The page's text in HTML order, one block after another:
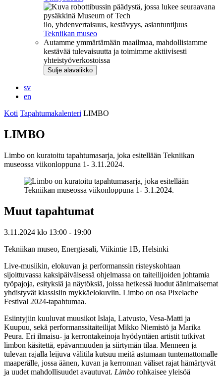
ilo, yhdenvertaisuus, kestävyys, asiantuntijuus
Tekniikan museo
Autamme ymmärtämään maailmaa, mahdollistamme
kestävää tulevaisuutta ja toimimme aktiivisesti
yhteistyöverkostoissa
Sulje alavalikko
sv
en
Koti Tapahtumakalenteri LIMBO
LIMBO
Limbo on kuratoitu tapahtumasarja, joka esitellään Tekniikan
museossa viikonloppuna 1- 3.11.2024.
Muut tapahtumat
3.11.2024 klo 13:00 - 19:00
Tekniikan museo, Energiasali, Viikintie 1B, Helsinki
Live-musiikin, elokuvan ja performanssin risteyskohtaan
sijoittuvassa kaksipäiväisessä ohjelmassa on taiteilijoiden johtamia
työpajoja, esityksiä ja näytöksiä, joissa hetkessä luodut äänimaisemat
yhdistyvät klassisiin mykkäelokuviin. Limbo on osa Pixelache
Festival 2024-tapahtumaa.
Esiintyjiin kuuluvat muusikot Islaja, Latvusto, Vesa-Matti ja
Kuupuu, sekä performanssitaiteilijat Mikko Niemistö ja Marika
Peura. Eri ilmaisu- ja kerrontakeinoja hyödyntäen artistit tutkivat
limbon käsitettä, epävarmuuden ja siirtymän tilaa. Menneen ja
tulevan rajalla leijuva välitila kutsuu meitä astumaan tuntemattomalle
maaperälle, jossa äänen, kuvan ja kerronnan väliset rajat hämärtyvät
ja uudet mahdollisuudet avautuvat. Limbo rohkaisee yleisöä